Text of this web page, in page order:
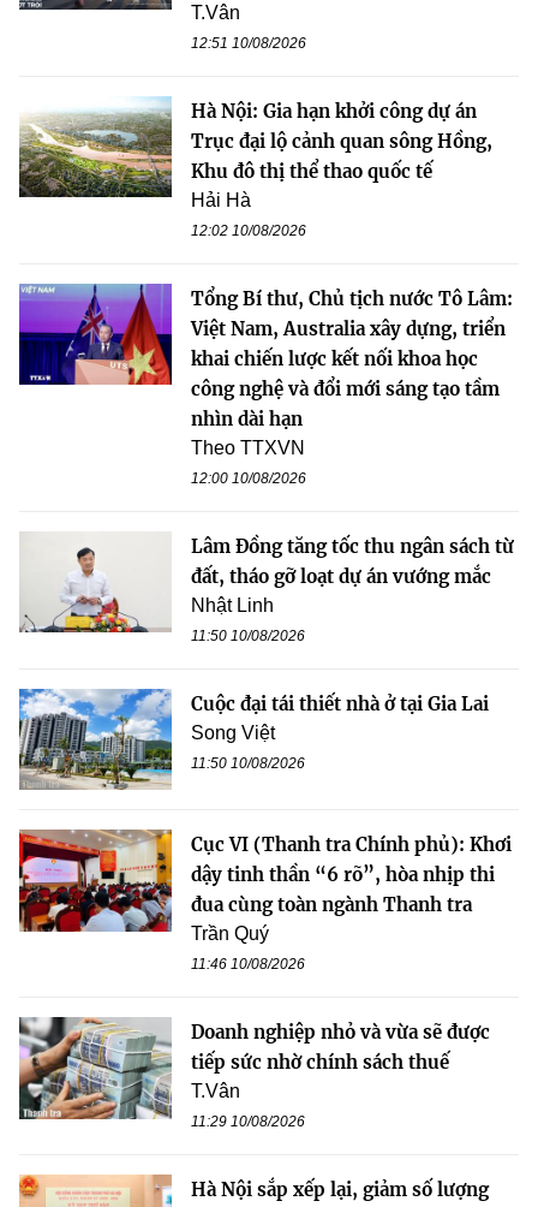
T.Vân
12:51 10/08/2026
Hà Nội: Gia hạn khởi công dự án
Trục đại lộ cảnh quan sông Hồng,
Khu đô thị thể thao quốc tế
Hải Hà
12:02 10/08/2026
Tổng Bí thư, Chủ tịch nước Tô Lâm:
Việt Nam, Australia xây dựng, triển
khai chiến lược kết nối khoa học
công nghệ và đổi mới sáng tạo tầm
nhìn dài hạn
Theo TTXVN
12:00 10/08/2026
Lâm Đồng tăng tốc thu ngân sách từ
đất, tháo gỡ loạt dự án vướng mắc
Nhật Linh
11:50 10/08/2026
Cuộc đại tái thiết nhà ở tại Gia Lai
Song Việt
11:50 10/08/2026
Cục VI (Thanh tra Chính phủ): Khơi
dậy tinh thần “6 rõ”, hòa nhịp thi
đua cùng toàn ngành Thanh tra
Trần Quý
11:46 10/08/2026
Doanh nghiệp nhỏ và vừa sẽ được
tiếp sức nhờ chính sách thuế
T.Vân
11:29 10/08/2026
Hà Nội sắp xếp lại, giảm số lượng